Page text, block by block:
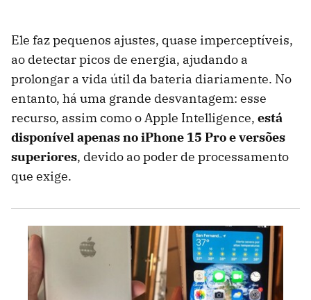
Ele faz pequenos ajustes, quase imperceptíveis,
ao detectar picos de energia, ajudando a
prolongar a vida útil da bateria diariamente. No
entanto, há uma grande desvantagem: esse
recurso, assim como o Apple Intelligence, está
disponível apenas no iPhone 15 Pro e versões
superiores, devido ao poder de processamento
que exige.